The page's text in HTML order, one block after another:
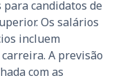
candidatos de
Os salários
incluem
A previsão
com as